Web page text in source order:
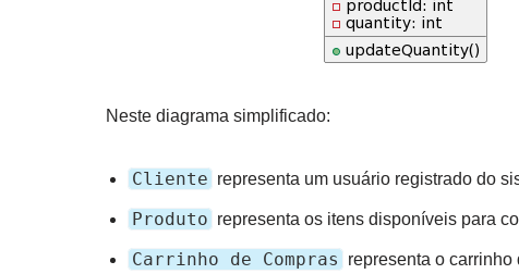
Neste diagrama simplificado:
Cliente representa um usuário registrado do
Produto representa os itens disponíveis para
Carrinho de Compras
representa o